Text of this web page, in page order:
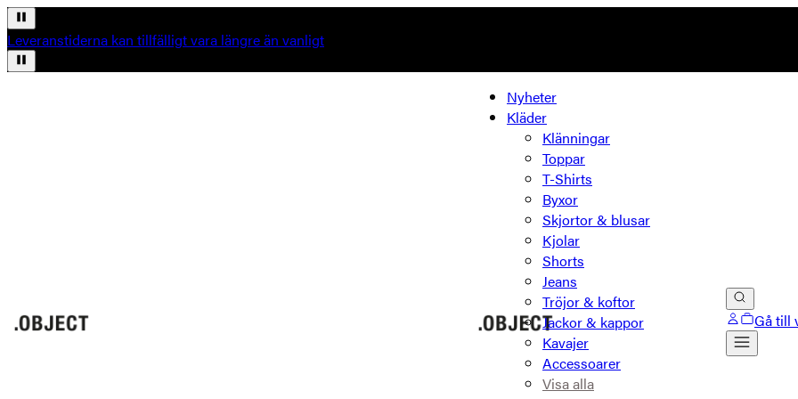
Leveranstiderna kan tillfälligt vara längre än vanligt
Nyheter
Kläder
Klänningar
Toppar
T-Shirts
Byxor
Skjortor & blusar
Kjolar
Shorts
Jeans
Tröjor & koftor
Jackor & kappor
Kavajer
Accessoarer
Visa alla
Gå till